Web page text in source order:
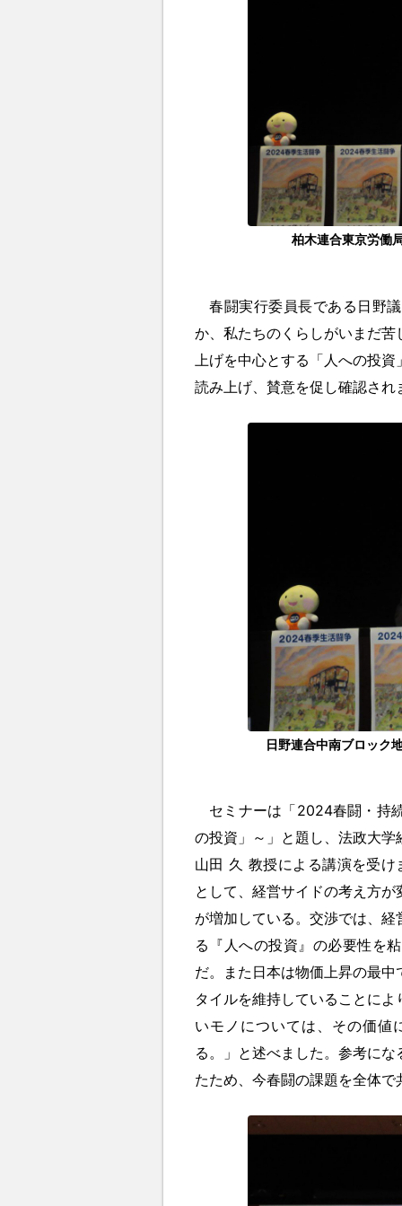
柏木連合東京労働
春闘実行委員長である日野
か、私たちのくらしがいまだ
上げを中心とする「人への投
読み上げ、賛意を促し確認され
日野連合中南ブロック
セミナーは「2024春闘・持
の投資」～」と題し、法政大
山田 久 教授による講演を受
として、経営サイドの考え方
が増加している。交渉では、
る『人への投資』の必要性を
だ。また日本は物価上昇の最
タイルを維持していることに
いモノについては、その価値
る。」と述べました。参考に
たため、今春闘の課題を全体